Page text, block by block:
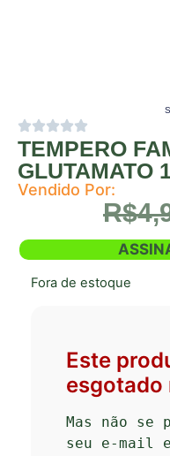
TEMPERO
GLUTAMATO
Vendido Por:
R$
Fora de estoque
Este
esgotado
Mas não se
seu e-mail